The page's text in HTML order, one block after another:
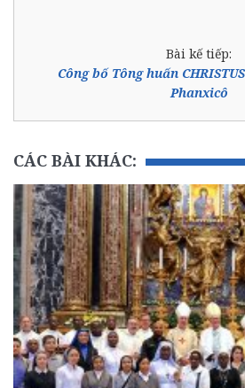
Bài kế tiếp:
Công bố Tông huấn
Phanxicô
CÁC BÀI KHÁC: